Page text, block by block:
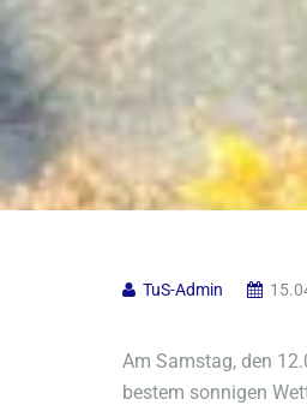
TuS-Admin
Am Samstag, den
bestem sonnigen